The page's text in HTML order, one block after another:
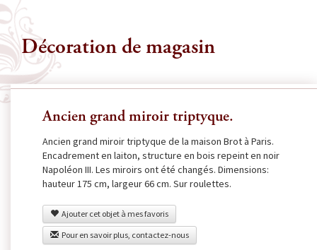
Décoration de magasin
Ancien grand miroir triptyque.
Ancien grand miroir triptyque de la maison Brot à Paris.
Encadrement en laiton, structure en bois repeint en noir
Napoléon III. Les miroirs ont été changés. Dimensions:
hauteur 175 cm, largeur 66 cm. Sur roulettes.
Ajouter cet objet à mes favoris
Pour en savoir plus, contactez-nous